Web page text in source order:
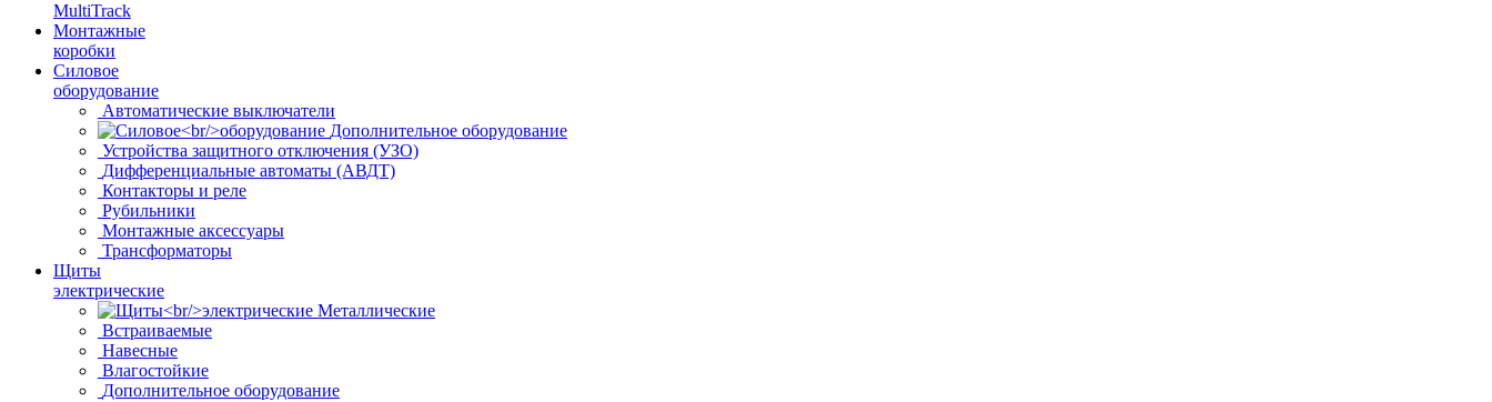
MultiTrack
Монтажные
коробки
Силовое
оборудование
Автоматические выключатели
Дополнительное оборудование
Устройства защитного отключения (УЗО)
Дифференциальные автоматы (АВДТ)
Контакторы и реле
Рубильники
Монтажные аксессуары
Трансформаторы
Щиты
электрические
Металлические
Встраиваемые
Навесные
Влагостойкие
Дополнительное оборудование